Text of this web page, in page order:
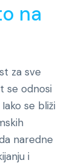
na
za sve
se odnosi
se bliži
naredne
i